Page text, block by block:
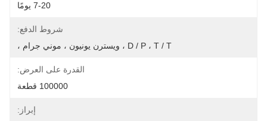
7-20 يومًا
شروط الدفع:
D / P ، T / T ، ويسترن يونيون ، موني جرام ،
القدرة على العرض:
100000 قطعة
إبراز: